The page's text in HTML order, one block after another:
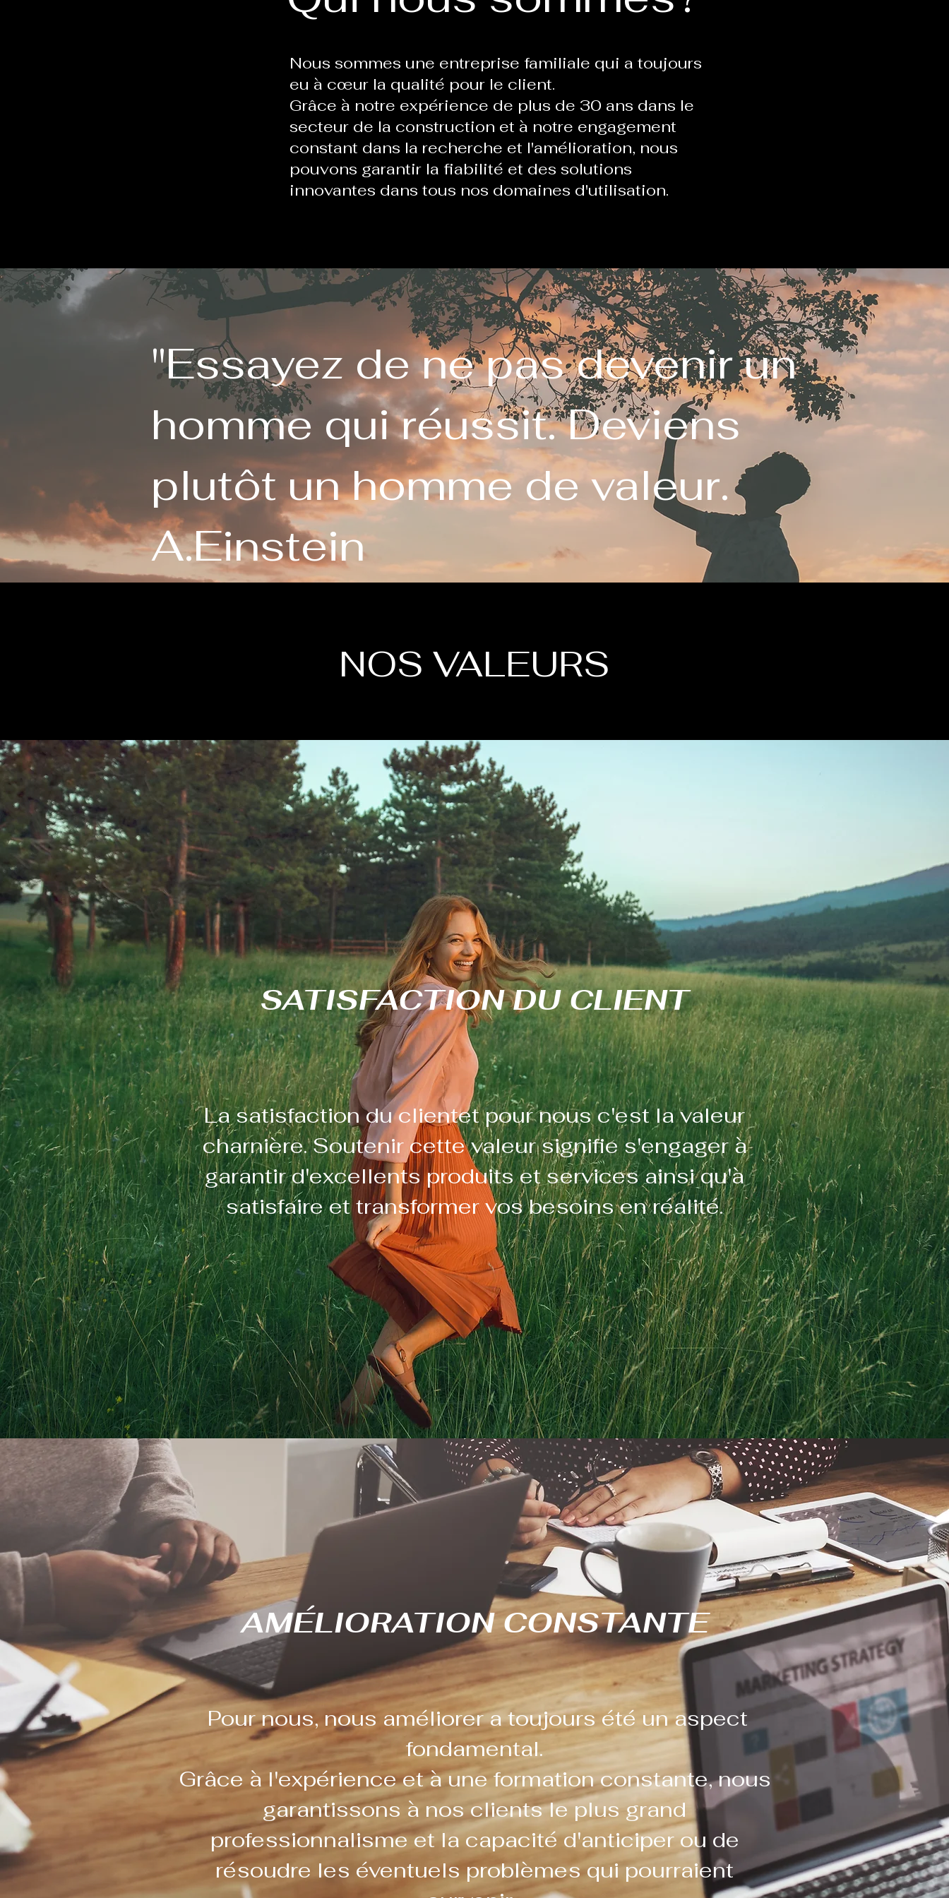
Nous sommes une entreprise familiale qui a toujours
eu à cœur la qualité pour le client.
Grâce à notre expérience de plus de 30 ans dans le
secteur de la construction et à notre engagement
constant dans la recherche et l'amélioration, nous
pouvons garantir la fiabilité et des solutions
innovantes dans tous nos domaines d'utilisation.
"Essayez de ne pas devenir un
homme qui réussit. Deviens
plutôt un homme de valeur.
A.Einstein
NOS VALEURS
SATISFACTION DU CLIENT
La satisfaction du clientet pour nous c'est la valeur
charnière. Soutenir cette valeur signifie s'engager à
garantir d'excellents produits et services ainsi qu'à
satisfaire et transformer vos besoins en réalité.
AMÉLIORATION CONSTANTE
Pour nous, nous améliorer a toujours été un aspect
fondamental.
Grâce à l'expérience et à une formation constante, nous
garantissons à nos clients le plus grand
professionnalisme et la capacité d'anticiper ou de
résoudre les éventuels problèmes qui pourraient